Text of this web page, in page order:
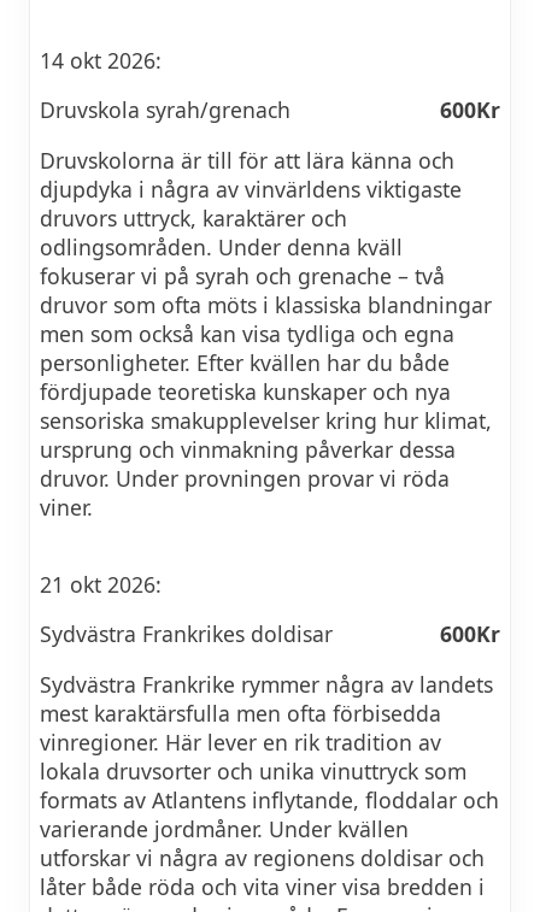
14 okt 2026:
Druvskola syrah/grenach
600Kr
Druvskolorna är till för att lära känna och
djupdyka i några av vinvärldens viktigaste
druvors uttryck, karaktärer och
odlingsområden. Under denna kväll
fokuserar vi på syrah och grenache – två
druvor som ofta möts i klassiska blandningar
men som också kan visa tydliga och egna
personligheter. Efter kvällen har du både
fördjupade teoretiska kunskaper och nya
sensoriska smakupplevelser kring hur klimat,
ursprung och vinmakning påverkar dessa
druvor. Under provningen provar vi röda
viner.
21 okt 2026:
Sydvästra Frankrikes doldisar
600Kr
Sydvästra Frankrike rymmer några av landets
mest karaktärsfulla men ofta förbisedda
vinregioner. Här lever en rik tradition av
lokala druvsorter och unika vinuttryck som
formats av Atlantens inflytande, floddalar och
varierande jordmåner. Under kvällen
utforskar vi några av regionens doldisar och
låter både röda och vita viner visa bredden i